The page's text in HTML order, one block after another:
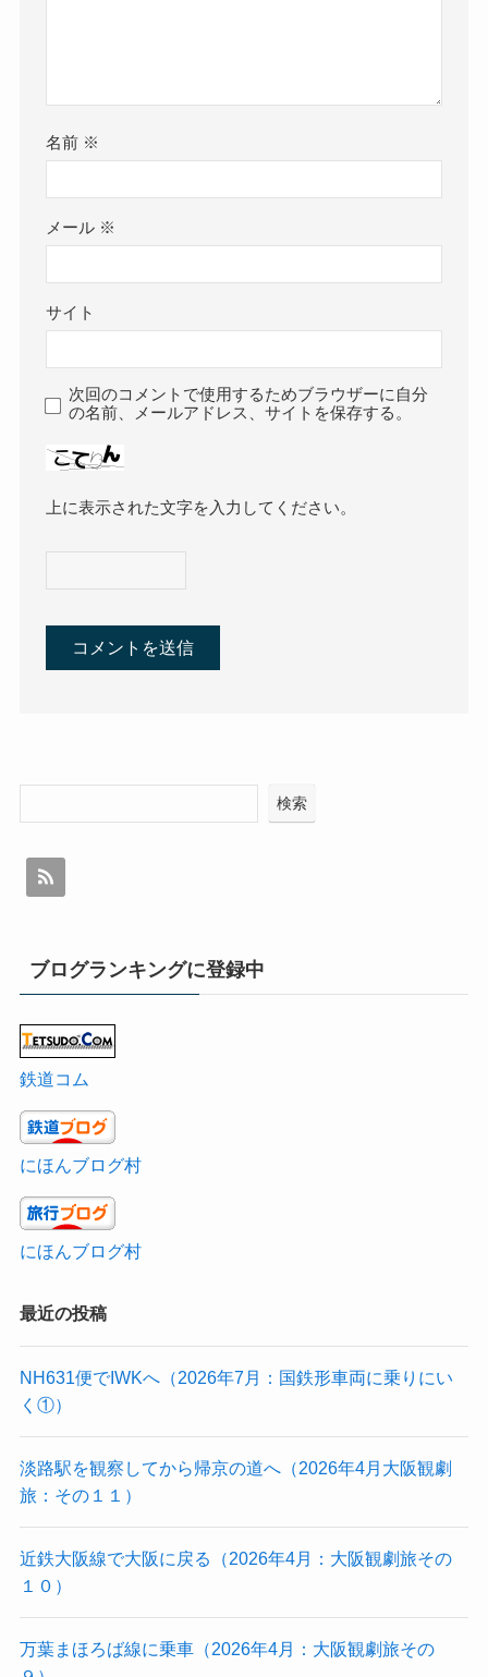
名前 ※
メール ※
サイト
次回のコメントで使用するためブラウザーに自分
の名前、メールアドレス、サイトを保存する。
上に表示された文字を入力してください。
検索
ブログランキングに登録中
鉄道コム
にほんブログ村
にほんブログ村
最近の投稿
NH631便でIWKへ（2026年7月：国鉄形車両に乗りにい
く①）
淡路駅を観察してから帰京の道へ（2026年4月大阪観劇
旅：その１１）
近鉄大阪線で大阪に戻る（2026年4月：大阪観劇旅その
１０）
万葉まほろば線に乗車（2026年4月：大阪観劇旅その